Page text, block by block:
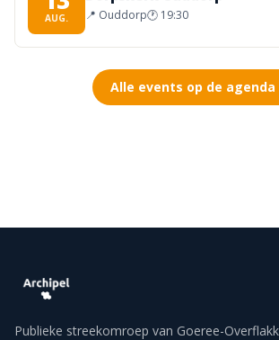
AUG. 📍 Ouddorp🕐 19:30
Alle events op de
Publieke streekomroep van Goeree-